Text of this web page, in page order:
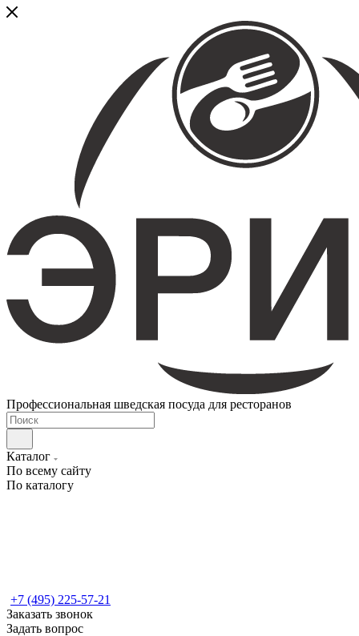
Профессиональная шведская посуда для ресторанов
Каталог
По всему сайту
По каталогу
+7 (495) 225-57-21
Заказать звонок
Задать вопрос